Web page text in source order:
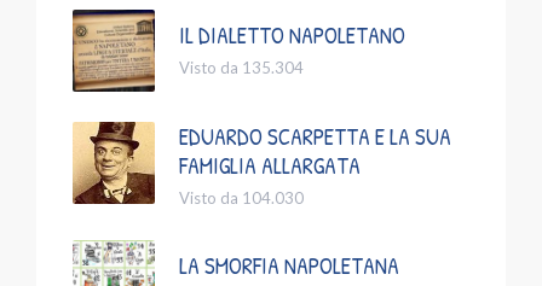
IL DIALETTO NAPOLETANO
Visto da 135.304
EDUARDO SCARPETTA E LA SUA
FAMIGLIA ALLARGATA
Visto da 104.030
LA SMORFIA NAPOLETANA